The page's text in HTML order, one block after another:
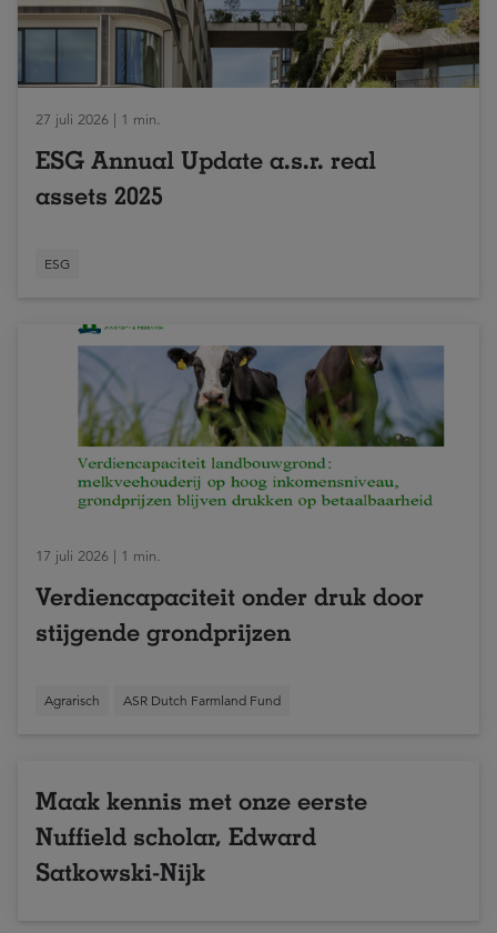
27 juli 2026 | 1 min.
ESG Annual Update a.s.r. real
assets 2025
ESG
17 juli 2026 | 1 min.
Verdiencapaciteit onder druk door
stijgende grondprijzen
Agrarisch ASR Dutch Farmland Fund
Maak kennis met onze eerste
Nuffield scholar, Edward
Satkowski-Nijk